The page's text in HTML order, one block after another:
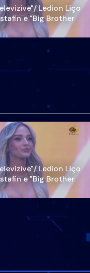
Ledion Liço
e "Big Brother
Ledion Liço
e "Big Brother